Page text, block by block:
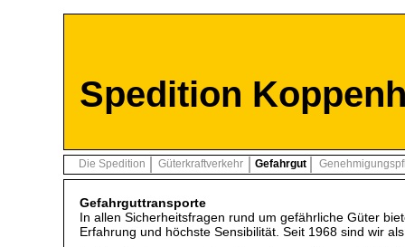
Spedition
Die Spedition Güterkraftverkehr Gefahrgut
Gefahrguttransporte
In allen Sicherheitsfragen rund um gefährliche Güter
Erfahrung und höchste Sensibilität. Seit 1968 sind wir